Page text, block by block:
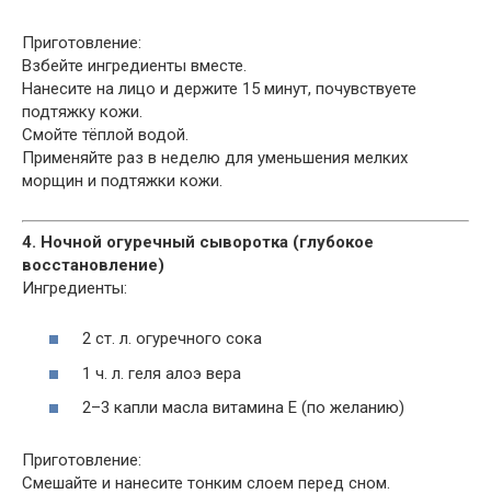
Приготовление:
Взбейте ингредиенты вместе.
Нанесите на лицо и держите 15 минут, почувствуете
подтяжку кожи.
Смойте тёплой водой.
Применяйте раз в неделю для уменьшения мелких
морщин и подтяжки кожи.
4. Ночной огуречный сыворотка (глубокое
восстановление)
Ингредиенты:
2 ст. л. огуречного сока
1 ч. л. геля алоэ вера
2–3 капли масла витамина Е (по желанию)
Приготовление:
Смешайте и нанесите тонким слоем перед сном.